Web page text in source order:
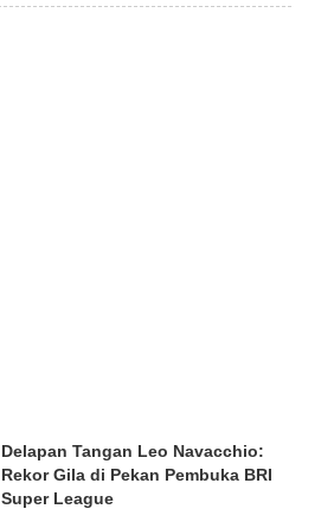
Delapan Tangan Leo Navacchio:
Rekor Gila di Pekan Pembuka BRI
Super League